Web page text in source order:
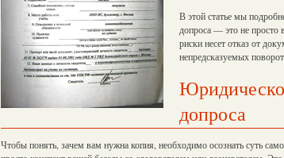
В этой статье мы
допроса — это не просто
риски несет отказ от
непредсказуемых
допроса
Чтобы понять, зачем вам нужна копия, необходимо осознать суть